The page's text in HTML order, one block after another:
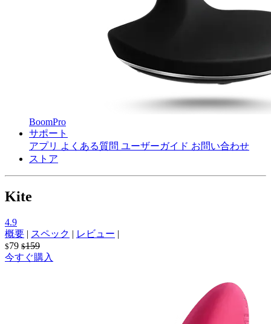
BoomPro
サポート
アプリ よくある質問 ユーザーガイド お問い合わせ
ストア
Kite
4.9
概要 | スペック | レビュー |
$79 $159
今すぐ購入